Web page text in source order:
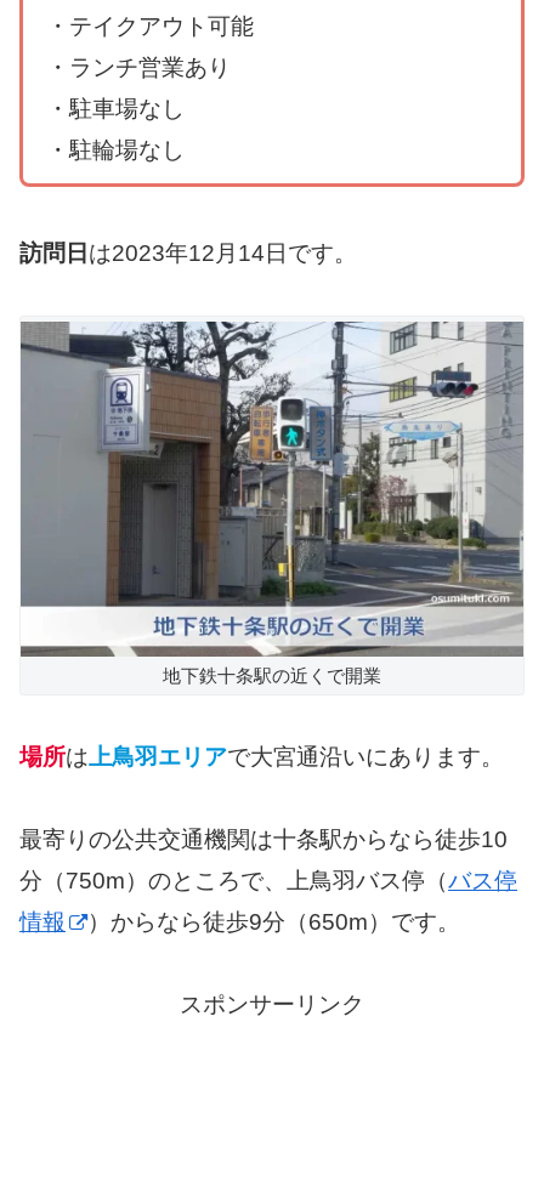
・テイクアウト可能
・ランチ営業あり
・駐車場なし
・駐輪場なし
訪問日 は2023年12月14日です。
地下鉄十条駅の近くで開業
場所は上鳥羽エリアで大宮通沿いにあります。
最寄りの公共交通機関は十条駅からなら徒歩10
分（750m）のところで、上鳥羽バス停（バス停
情報
）からなら徒歩9分（650m）です。
スポンサーリンク